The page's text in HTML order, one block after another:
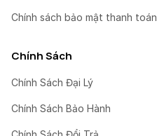
Chính sách bảo mật thanh toán
Chính Sách
Chính Sách Đại Lý
Chính Sách Bảo Hành